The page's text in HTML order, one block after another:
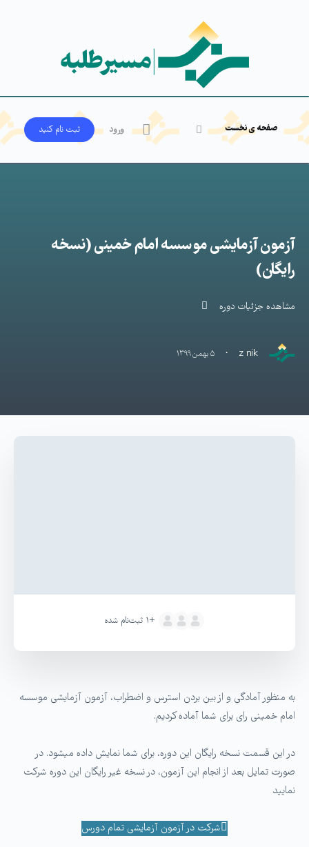
صفحه ی نخست ورود ثبت‌ نام کنید
آزمون آزمایشی موسسه امام خمینی (نسخه
رایگان)
مشاهده جزئیات دوره
z nik
· ۵ بهمن ۱۳۹۹
به منظور آمادگی و از بین بردن استرس و اضطراب، آزمون آزمایشی موسسه
امام خمینی رای برای شما آماده کردیم.
در این قسمت نسخه رایگان این دوره، برای شما نمایش داده میشود. در
صورت تمایل بعد از انجام این آزمون، در نسخه غیر رایگان این دوره شرکت
نمایید
شرکت در آزمون آزمایشی تمام دورس
+۱ ثبت‌نام شده